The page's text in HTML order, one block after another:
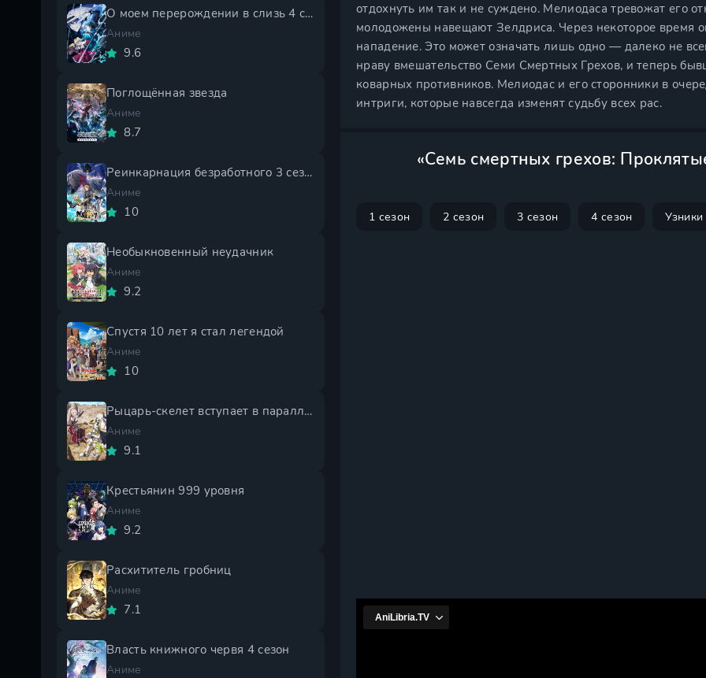
отдохнуть им так и не суждено. Мелиодаса тревожат его
молодожены навещают Зелдриса. Через некоторое время
нападение. Это может означать лишь одно — далеко не
нраву вмешательство Семи Смертных Грехов, и теперь
коварных противников. Мелиодас и его сторонники в
интриги, которые навсегда изменят судьбу всех рас.
«Семь смертных грехов:
1 сезон 2 сезон 3 сезон 4 сезон
О моем перерождении в слизь 4 сезон
Аниме
9.6
Поглощённая звезда
Аниме
8.7
Реинкарнация безработного 3 сезон
Аниме
10
Необыкновенный неудачник
Аниме
9.2
Спустя 10 лет я стал легендой
Аниме
10
Рыцарь-скелет вступает в параллельный мир 2 сезон
Аниме
9.1
Крестьянин 999 уровня
Аниме
9.2
Расхититель гробниц
Аниме
7.1
Власть книжного червя 4 сезон
Аниме